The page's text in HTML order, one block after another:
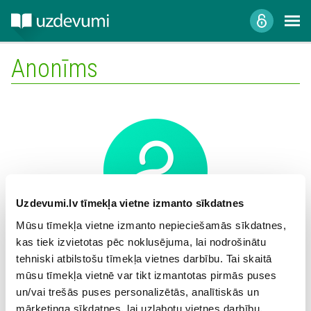
Uzdevumi.lv tīmekļa vietne izmanto sīkdatnes
Mūsu tīmekļa vietne izmanto nepieciešamās sīkdatnes,
kas tiek izvietotas pēc noklusējuma, lai nodrošinātu
tehniski atbilstošu tīmekļa vietnes darbību. Tai skaitā
mūsu tīmekļa vietnē var tikt izmantotas pirmās puses
un/vai trešās puses personalizētās, analītiskās un
mārketinga sīkdatnes, lai uzlabotu vietnes darbību,
Anonīms
Mācību iestāde: